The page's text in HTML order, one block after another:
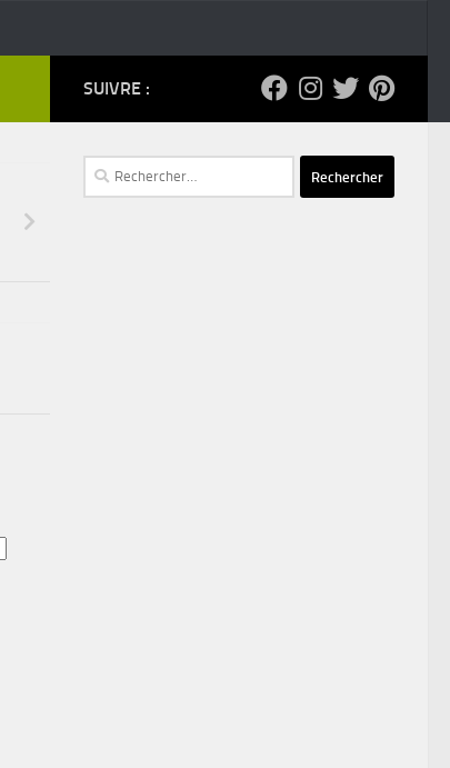
SUIVRE :
Rechercher :